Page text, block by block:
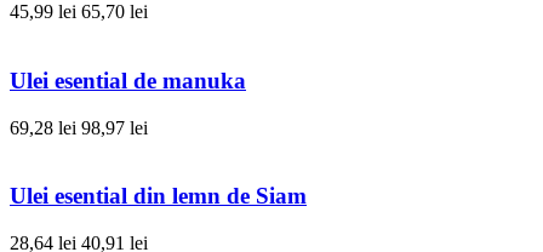
45,99 lei 65,70 lei
Ulei esential de manuka
69,28 lei 98,97 lei
Ulei esential din lemn de Siam
28,64 lei 40,91 lei